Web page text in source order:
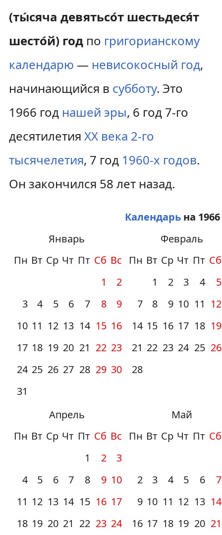
(ты́сяча девятьсо́т шестьдеся́т
шесто́й) год по григорианскому
календарю — невисокосный год,
начинающийся в субботу. Это
1966 год нашей эры, 6 год 7-го
десятилетия XX века 2-го
тысячелетия, 7 год 1960-х годов.
Он закончился 58 лет назад.
Календарьна 1966
Январь
Пн Вт Ср Чт Пт Сб Вс
1
2
3
4 5 6 7 8
9
10 11 12 13 14 15 16
17 18 19 20 21 22 23
24 25 26 27 28 29 30
31
Февраль
Пн Вт Ср Чт Пт Сб
1
2 3 4
5
7
8 9 10 11
12
14 15 16 17 18 19
21 22 23 24 25 26
28
Апрель
Пн Вт Ср Чт Пт Сб Вс
1
2
3
4
5 6 7 8 9 10
11 12 13 14 15 16 17
18 19 20 21 22 23 24
Май
Пн Вт Ср Чт Пт Сб
2 3 4 5 6
7
9 10 11 12 13 14
16 17 18 19 20 21